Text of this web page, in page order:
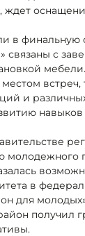
ждет
в финальную
связаны с
мебели.
встреч,
и
молодежного
в
для
получил